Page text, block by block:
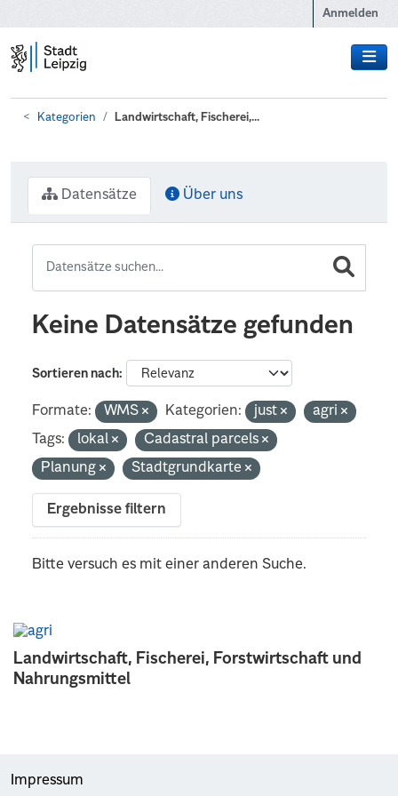
Anmelden
Kategorien Landwirtschaft, Fischerei,...
Landwirtschaft, Fischerei, Forstwirtschaft und
Nahrungsmittel
Datensätze Über uns
Keine Datensätze gefunden
Sortieren nach
Formate: WMS Kategorien: just
agri
Tags:
lokal
Cadastral parcels
Planung
Stadtgrundkarte
Ergebnisse filtern
Bitte versuch es mit einer anderen Suche.
Impressum